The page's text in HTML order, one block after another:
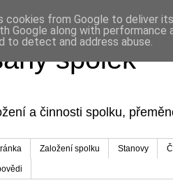
spolek
a činnosti spolku,
Založení spolku Stanovy
cookies from Google to deliver
Google along with
to detect and address abuse.